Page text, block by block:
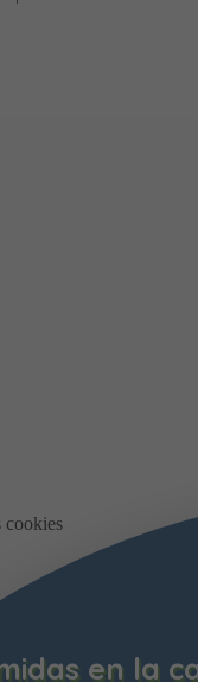
en la